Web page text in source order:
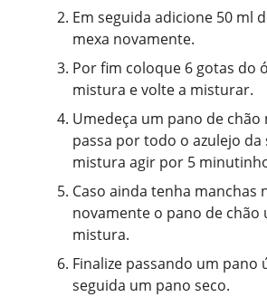
Em seguida adicione 50 ml
mexa novamente.
Por fim coloque 6 gotas do
mistura e volte a misturar.
Umedeça um pano de chão
passa por todo o azulejo da
mistura agir por 5
Caso ainda tenha manchas
novamente o pano de chão
mistura.
Finalize passando um pano
seguida um pano seco.